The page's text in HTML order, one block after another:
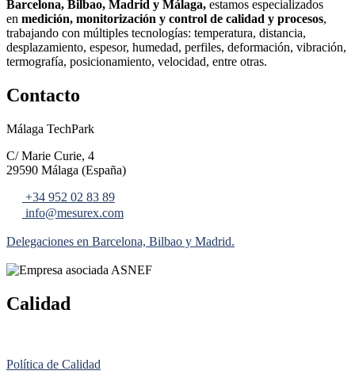
Barcelona, Bilbao, Madrid y Málaga, estamos especializados
en medición, monitorización y control de calidad y procesos,
trabajando con múltiples tecnologías: temperatura, distancia,
desplazamiento, espesor, humedad, perfiles, deformación, vibración,
termografía, posicionamiento, velocidad, entre otras.
Contacto
Málaga TechPark
C/ Marie Curie, 4
29590 Málaga (España)
+34 952 02 83 89
info@mesurex.com
Delegaciones en Barcelona, Bilbao y Madrid.
Calidad
Política de Calidad